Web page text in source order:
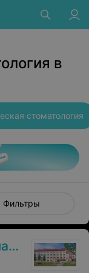
в
стоматология
Фильтры